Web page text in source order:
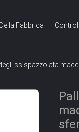
Fabbrica
ss spazzolata